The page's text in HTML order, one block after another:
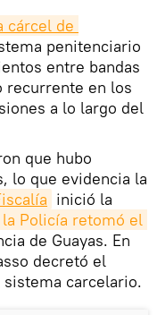
cárcel de
penitenciario
entre bandas
recurrente en los
a lo largo del
que hubo
lo que evidencia la
inició la
la Policía retomó el
de Guayas. En
decretó el
carcelario.